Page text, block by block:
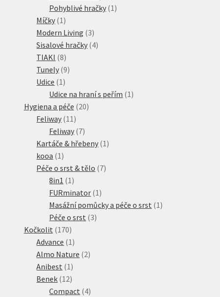
produkty
Pohyblivé hračky 1 1
Míčky 1 1
produkt
Modern Living 33
produkty
Sisalové hračky 44
TIAKI 88
produktů
Tunely 99
Udice 1 1
produkt
Udice na hraní s peřím 1 1
Hygiena a péče 2020
Feliway 11 11
produktů
Feliway 77
produktů
Kartáče & hřebeny 1 1
kooa 1 1
produkt
Péče o srst & tělo 77
8in1 1 1
produkt
FURminator 1 1
produkt
Masážní pomůcky a péče o srst 1 1
Péče o srst 33
Kočkolit 170170
produktů
Advance 1 1
produkt
Almo Nature 22
Anibest 1 1
produkt
Benek 1212
produktů
Compact 44